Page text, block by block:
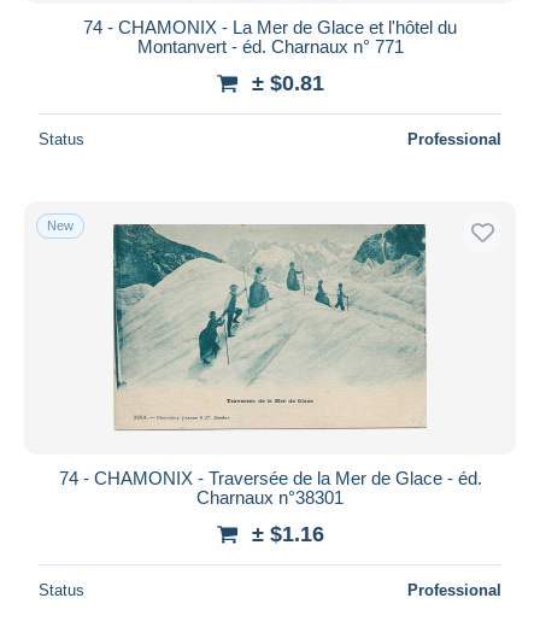
74 - CHAMONIX - La Mer de Glace et l'hôtel du
Montanvert - éd. Charnaux n° 771
± $0.81
Status Professional
New
74 - CHAMONIX - Traversée de la Mer de Glace - éd.
Charnaux n°38301
± $1.16
Status Professional